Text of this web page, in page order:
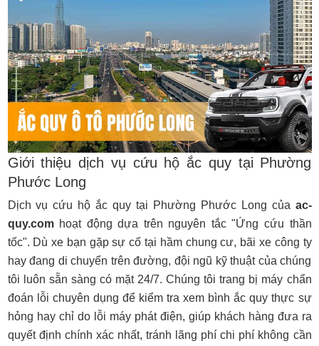
Giới thiệu dịch vụ cứu hộ ắc quy tại Phường
Phước Long
Dịch vụ cứu hộ ắc quy tại Phường Phước Long của ac-
quy.comhoạt động dựa trên nguyên tắc "Ứng cứu thần
tốc". Dù xe bạn gặp sự cố tại hầm chung cư, bãi xe công ty
hay đang di chuyển trên đường, đội ngũ kỹ thuật của chúng
tôi luôn sẵn sàng có mặt 24/7. Chúng tôi trang bị máy chẩn
đoán lỗi chuyên dụng để kiểm tra xem bình ắc quy thực sự
hỏng hay chỉ do lỗi máy phát điện, giúp khách hàng đưa ra
quyết định chính xác nhất, tránh lãng phí chi phí không cần